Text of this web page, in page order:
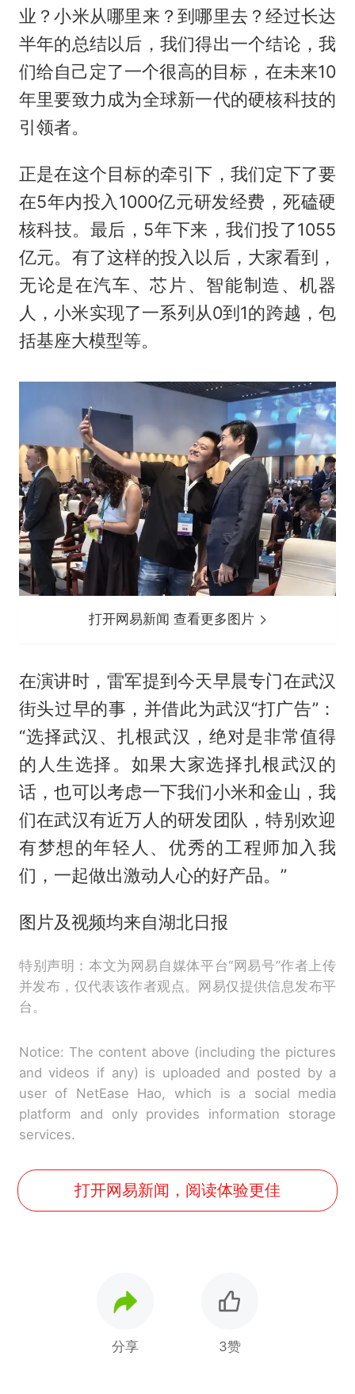
业？小米从哪里来？到哪里去？经过长达
半年的总结以后，我们得出一个结论，我
们给自己定了一个很高的目标，在未来10
年里要致力成为全球新一代的硬核科技的
引领者。
正是在这个目标的牵引下，我们定下了要
在5年内投入1000亿元研发经费，死磕硬
核科技。最后，5年下来，我们投了1055
亿元。有了这样的投入以后，大家看到，
无论是在汽车、芯片、智能制造、机器
人，小米实现了一系列从0到1的跨越，包
括基座大模型等。
打开网易新闻 查看更多图片
在演讲时，雷军提到今天早晨专门在武汉
街头过早的事，并借此为武汉“打广告”：
“选择武汉、扎根武汉，绝对是非常值得
的人生选择。如果大家选择扎根武汉的
话，也可以考虑一下我们小米和金山，我
们在武汉有近万人的研发团队，特别欢迎
有梦想的年轻人、优秀的工程师加入我
们，一起做出激动人心的好产品。”
图片及视频均来自湖北日报
特别声明：本文为网易自媒体平台“网易号”作者上传
并发布，仅代表该作者观点。网易仅提供信息发布平
台。
Notice: The content above (including the pictures
and videos if any) is uploaded and posted by a
user of NetEase Hao, which is a social media
platform and only provides information storage
services.
打开网易新闻，阅读体验更佳
分享 3赞